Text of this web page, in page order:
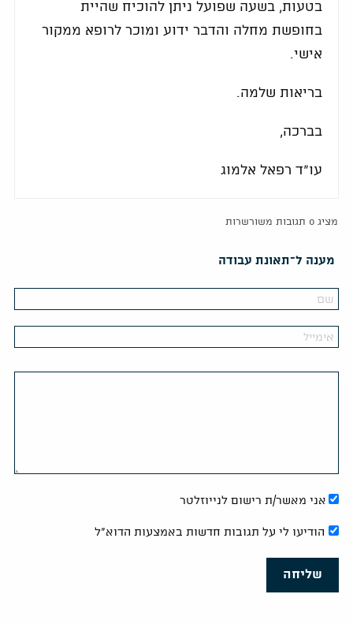
בטעות, בשעה שפועל ניתן להוכיח שהיית
בחופשת מחלה והדבר ידוע ומוכר לרופא ממקור
אישי.
בריאות שלמה.
בברכה,
עו"ד רפאל אלמוג
מציג 0 תגובות משורשרות
מענה ל־תאונת עבודה
אני מאשר/ת רישום לנייוזלטר
הודיעו לי על תגובות חדשות באמצעות הדוא"ל
שליחה